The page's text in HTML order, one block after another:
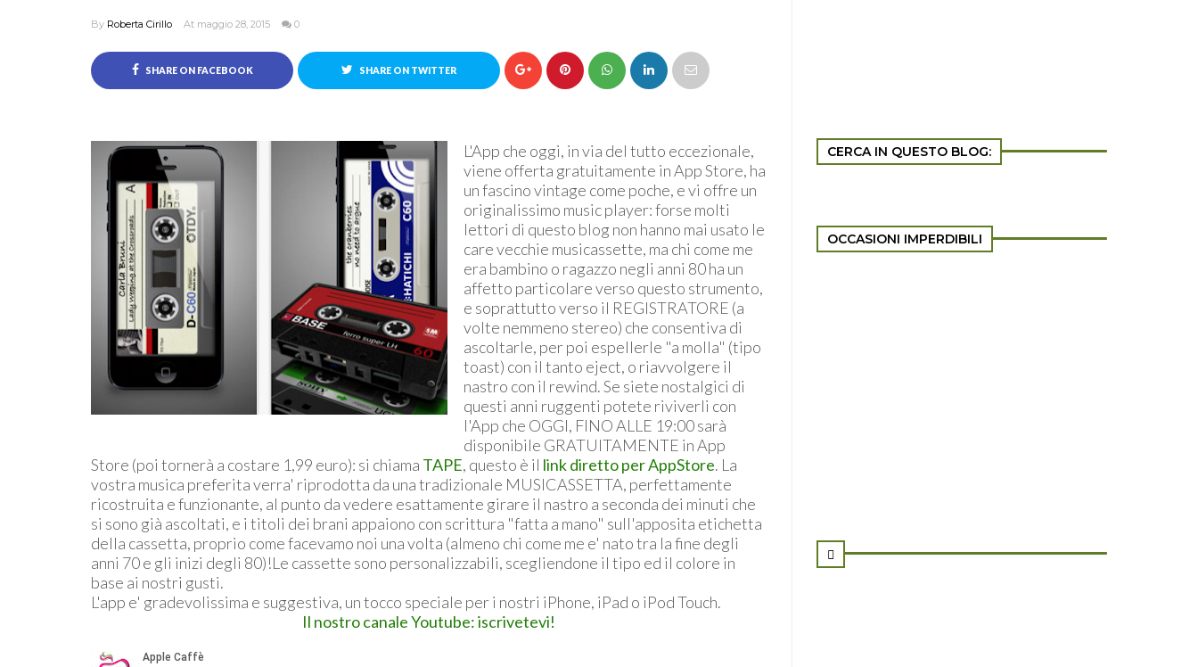
By Roberta Cirillo At maggio 28, 2015 0
SHARE ON FACEBOOK SHARE ON TWITTER
L'App che oggi, in via del tutto eccezionale,
viene offerta gratuitamente in App Store, ha
un fascino vintage come poche, e vi offre un
originalissimo music player: forse molti
lettori di questo blog non hanno mai usato le
care vecchie musicassette, ma chi come me
era bambino o ragazzo negli anni 80 ha un
affetto particolare verso questo strumento,
e soprattutto verso il REGISTRATORE (a
volte nemmeno stereo) che consentiva di
ascoltarle, per poi espellerle "a molla" (tipo
toast) con il tanto eject, o riavvolgere il
nastro con il rewind. Se siete nostalgici di
questi anni ruggenti potete riviverli con
l'App che OGGI, FINO ALLE 19:00 sarà
disponibile GRATUITAMENTE in App
Store (poi tornerà a costare 1,99 euro): si chiama TAPE, questo è il link diretto per AppStore. La
vostra musica preferita verra' riprodotta da una tradizionale MUSICASSETTA, perfettamente
ricostruita e funzionante, al punto da vedere esattamente girare il nastro a seconda dei minuti che
si sono già ascoltati, e i titoli dei brani appaiono con scrittura "fatta a mano" sull'apposita etichetta
della cassetta, proprio come facevamo noi una volta (almeno chi come me e' nato tra la fine degli
anni 70 e gli inizi degli 80)!Le cassette sono personalizzabili, scegliendone il tipo ed il colore in
base ai nostri gusti.
L'app e' gradevolissima e suggestiva, un tocco speciale per i nostri iPhone, iPad o iPod Touch.
Il nostro canale Youtube: iscrivetevi!
CERCA IN QUESTO BLOG:
OCCASIONI IMPERDIBILI
